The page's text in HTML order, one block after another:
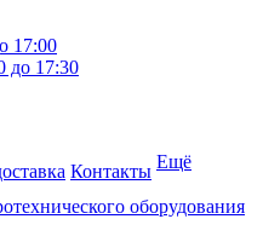
17:00
до 17:30
Контакты Ещё